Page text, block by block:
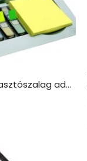
Asztali rendező, ragasztószalag adagolóval, 3M POSTIT “C50”